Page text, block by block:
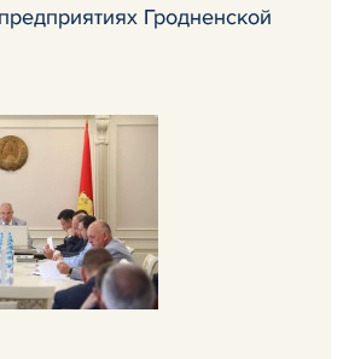
Гродненской